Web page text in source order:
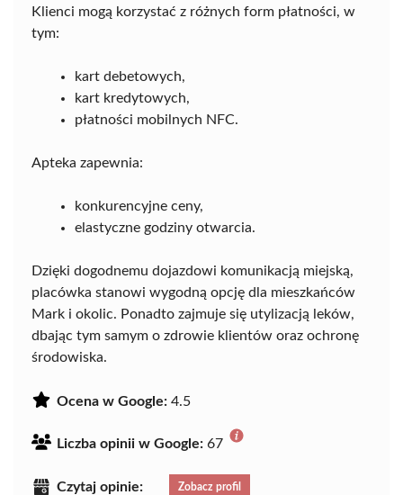
Klienci mogą korzystać z różnych form płatności, w
tym:
kart debetowych,
kart kredytowych,
płatności mobilnych NFC.
Apteka zapewnia:
konkurencyjne ceny,
elastyczne godziny otwarcia.
Dzięki dogodnemu dojazdowi komunikacją miejską,
placówka stanowi wygodną opcję dla mieszkańców
Mark i okolic. Ponadto zajmuje się utylizacją leków,
dbając tym samym o zdrowie klientów oraz ochronę
środowiska.
Ocena w Google: 4.5
Liczba opinii w Google: 67
Czytaj opinie: Zobacz profil